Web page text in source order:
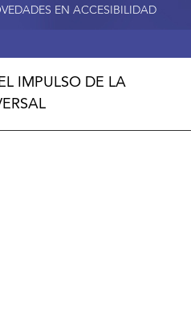
EN ACCESIBILIDAD
IMPULSO DE LA